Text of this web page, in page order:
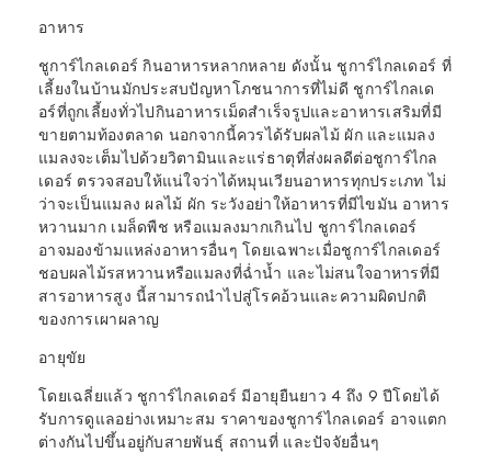
อาหาร
ชูการ์ไกลเดอร์ กินอาหารหลากหลาย ดังนั้น ชูการ์ไกลเดอร์ ที่
เลี้ยงในบ้านมักประสบปัญหาโภชนาการที่ไม่ดี ชูการ์ไกลเด
อร์ที่ถูกเลี้ยงทั่วไปกินอาหารเม็ดสำเร็จรูปและอาหารเสริมที่มี
ขายตามท้องตลาด นอกจากนี้ควรได้รับผลไม้ ผัก และแมลง
แมลงจะเต็มไปด้วยวิตามินและแร่ธาตุที่ส่งผลดีต่อชูการ์ไกล
เดอร์ ตรวจสอบให้แน่ใจว่าได้หมุนเวียนอาหารทุกประเภท ไม่
ว่าจะเป็นแมลง ผลไม้ ผัก ระวังอย่าให้อาหารที่มีไขมัน อาหาร
หวานมาก เมล็ดพืช หรือแมลงมากเกินไป ชูการ์ไกลเดอร์
อาจมองข้ามแหล่งอาหารอื่นๆ โดยเฉพาะเมื่อชูการ์ไกลเดอร์
ชอบผลไม้รสหวานหรือแมลงที่ฉ่ำน้ำ และไม่สนใจอาหารที่มี
สารอาหารสูง นี้สามารถนำไปสู่โรคอ้วนและความผิดปกติ
ของการเผาผลาญ
อายุขัย
โดยเฉลี่ยแล้ว ชูการ์ไกลเดอร์ มีอายุยืนยาว 4 ถึง 9 ปีโดยได้
รับการดูแลอย่างเหมาะสม ราคาของชูการ์ไกลเดอร์ อาจแตก
ต่างกันไปขึ้นอยู่กับสายพันธุ์ สถานที่ และปัจจัยอื่นๆ